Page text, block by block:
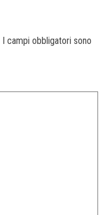
I campi obbligatori sono